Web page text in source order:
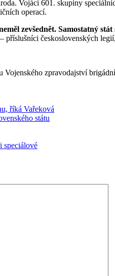
Vojáci 601. skupiny
operací.
zevšednět. Samostatný
československých
zpravodajství
říká Vařeková
státu
speciálové